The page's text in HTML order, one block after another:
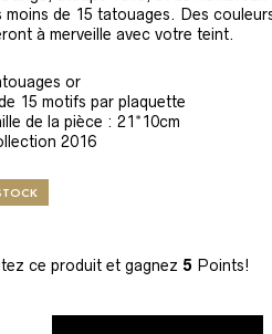
moins de 15 tatouages. Des
à merveille avec votre teint.
or
15 motifs par plaquette
de la pièce : 21*10cm
2016
ce produit et gagnez 5 Points!